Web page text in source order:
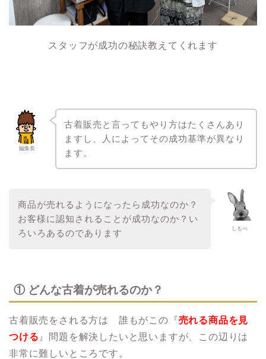
スタッフが成功の秘訣教えてくれます
編集長
古着販売と言ってもやり方はたくさんあり
ますし、人によってその成功基準が異なり
ます。
しもべ
商品が売れるようになったら成功なのか？
お客様に認知されることが成功なのか？い
ろいろあるのであります
① どんな古着が売れるのか？
古着販売をされる方は 誰もがこの『売れる商品を見
つける 』問題を解決したいと思いますが、この辺りは
非常に難しいところです。